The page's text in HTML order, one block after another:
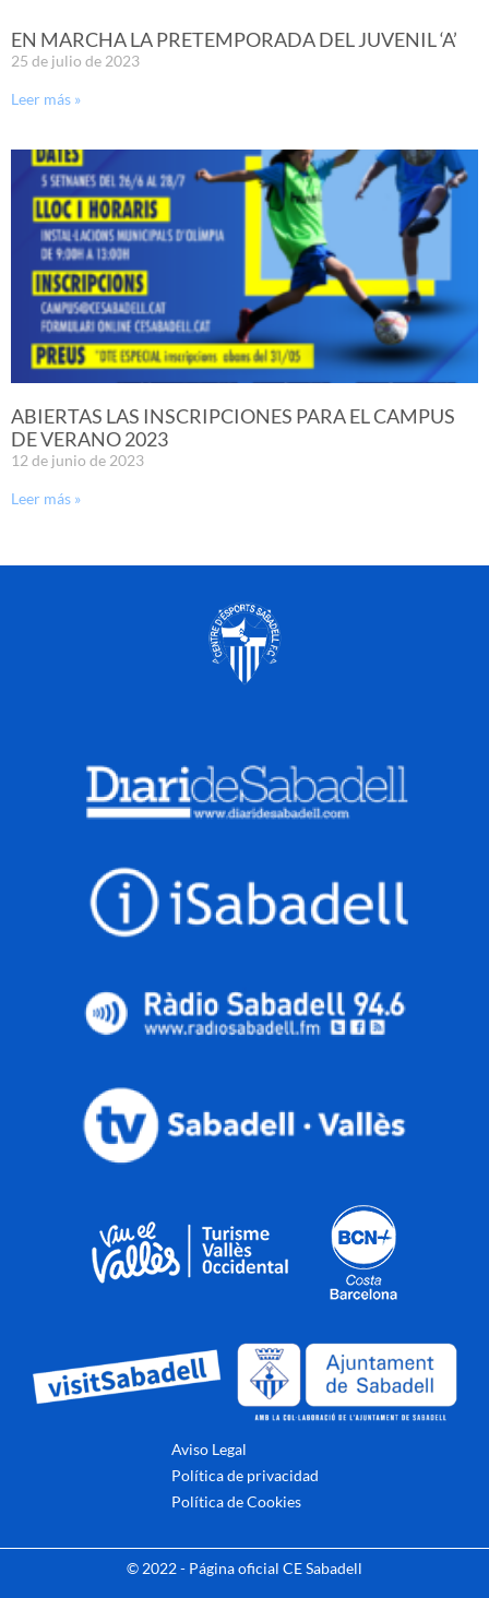
EN MARCHA LA PRETEMPORADA DEL JUVENIL ‘A’
25 de julio de 2023
Leer más »
ABIERTAS LAS INSCRIPCIONES PARA EL CAMPUS
DE VERANO 2023
12 de junio de 2023
Leer más »
Aviso Legal
Política de privacidad
Política de Cookies
© 2022 - Página oficial CE Sabadell